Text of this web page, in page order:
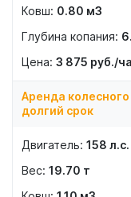
0.80 м3
3 875 руб./
Аренда колесного
долгий срок
158 л.с.
19.70 т